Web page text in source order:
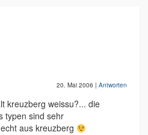
20. Mai 2006 | Antworten
kreuzberg weissu?... die
typen sind sehr
aus kreuzberg